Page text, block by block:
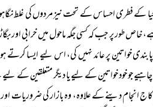
کے فطری احساس کے تحت نیز مردوں کی غلط
ہے، خاص طور پر جب کہ کسی جگہ ماحول میں خرابی
خواتین پر عائد نہیں کی، اس لیے ایسا
جو خود خواتین کے لیے یا دیگر متعلقین
کاج انجام دینے کے علاوہ، وہ بازار کی